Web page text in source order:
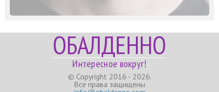
ОБАЛДЕННО
Интересное вокруг!
© Copyright 2016 - 2026.
Все права защищены